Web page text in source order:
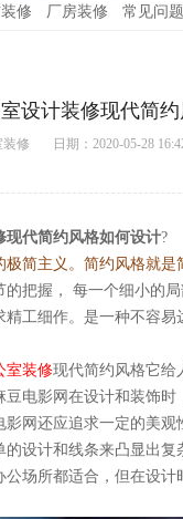
修 厂房装修 常见问题
设计装修现代简
装修 日期：2020-05-28
现代简约风格如何设计?
主义。简约风格就是简
握， 每一个细小的局
精工细作。是一种不容易
室装修现代简约风格它给
麻豆电影网在设计和装饰时
影网还应追求一定的美观性
计和线条来凸显出复杂的
场所都适合，但在设计时